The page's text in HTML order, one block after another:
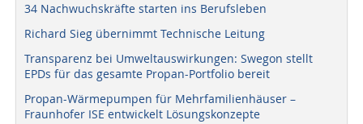
34 Nachwuchskräfte starten ins Berufsleben
Richard Sieg übernimmt Technische Leitung
Transparenz bei Umweltauswirkungen: Swegon stellt
EPDs für das gesamte Propan-Portfolio bereit
Propan-Wärmepumpen für Mehrfamilienhäuser –
Fraunhofer ISE entwickelt Lösungskonzepte